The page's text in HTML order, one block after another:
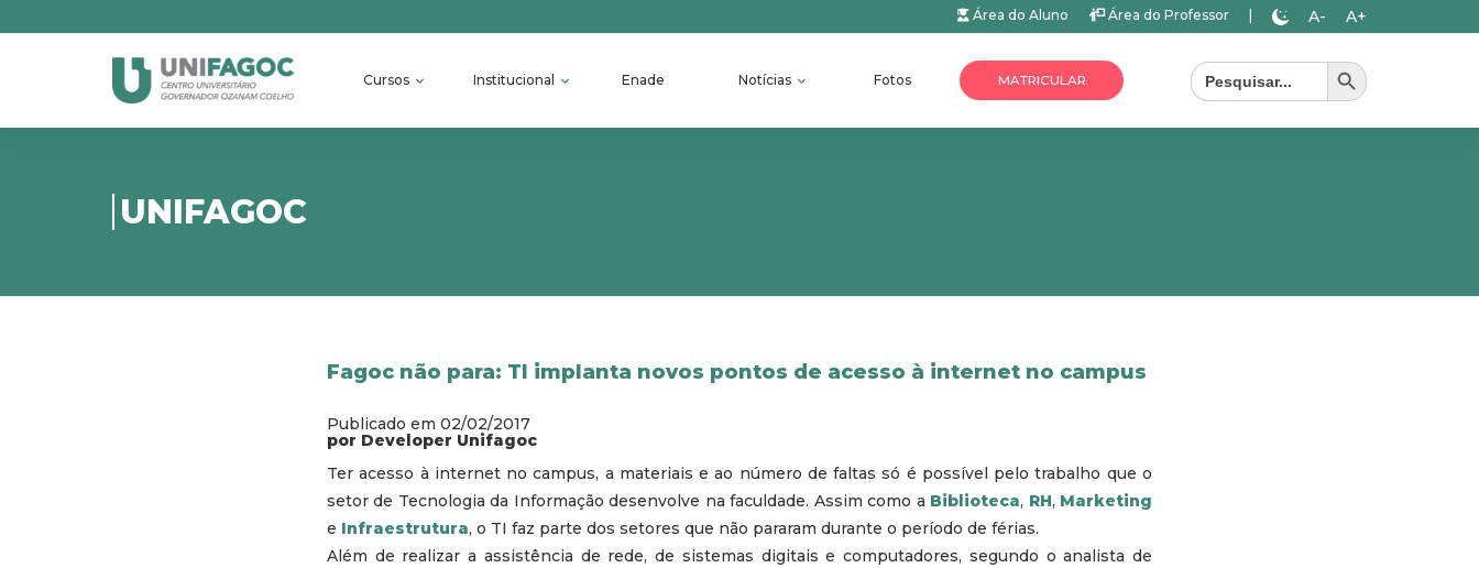
Área do Aluno Área do Professor A- A+
Cursos Institucional Enade Notícias Fotos MATRICULAR
Search
for:
Search Button
UNIFAGOC
Fagoc não para: TI implanta novos pontos de acesso à internet no campus
Publicado em 02/02/2017
por Developer Unifagoc
Ter acesso à internet no campus, a materiais e ao número de faltas só é possível pelo trabalho que o
setor de Tecnologia da Informação desenvolve na faculdade. Assim como a Biblioteca, RH, Marketing
e Infraestrutura, o TI faz parte dos setores que não pararam durante o período de férias.
Além de realizar a assistência de rede, de sistemas digitais e computadores, segundo o analista de